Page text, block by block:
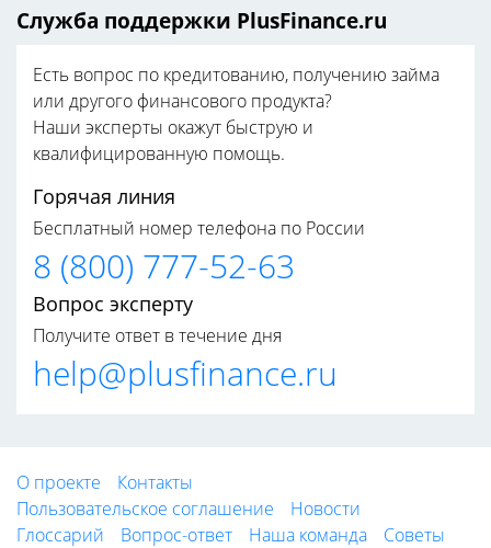
Служба поддержки PlusFinance.ru
Есть вопрос по кредитованию, получению займа
или другого финансового продукта?
Наши эксперты окажут быструю и
квалифицированную помощь.
Горячая линия
Бесплатный номер телефона по России
8 (800) 777-52-63
Вопрос эксперту
Получите ответ в течение дня
help@plusfinance.ru
О проекте
Контакты
Пользовательское соглашение
Новости
Глоссарий
Вопрос-ответ Наша команда Советы